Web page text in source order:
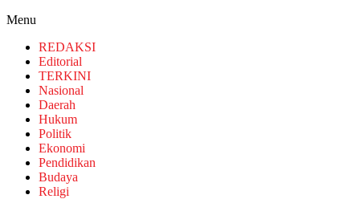
Menu
REDAKSI
Editorial
TERKINI
Nasional
Daerah
Hukum
Politik
Ekonomi
Pendidikan
Budaya
Religi